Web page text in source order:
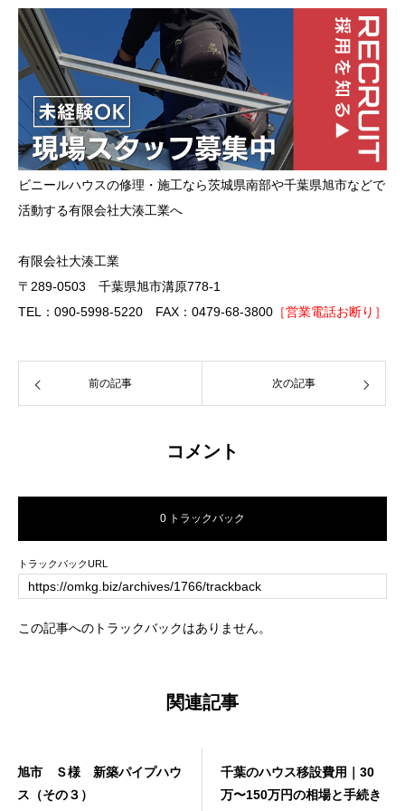
ビニールハウスの修理・施工なら茨城県南部や千葉県旭市などで
活動する有限会社大湊工業へ
有限会社大湊工業
〒289-0503 千葉県旭市溝原778-1
TEL：090-5998-5220 FAX：0479-68-3800 ［営業電話お断り］
前の記事 次の記事
コメント
0 トラックバック
トラックバックURL
この記事へのトラックバックはありません。
関連記事
旭市 Ｓ様 新築パイプハウ
ス（その３）
千葉のハウス移設費用｜30
万〜150万円の相場と手続き